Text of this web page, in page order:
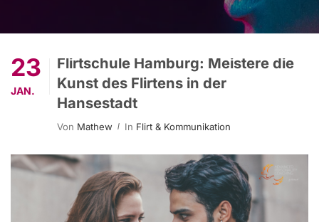
23
JAN.
Flirtschule Hamburg: Meistere die
Kunst des Flirtens in der
Hansestadt
Von Mathew In Flirt & Kommunikation